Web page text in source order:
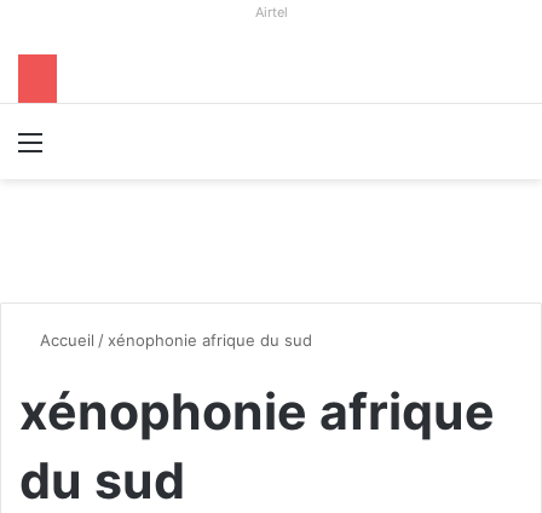
Airtel
Accueil /xénophonie afrique du sud
xénophonie afrique
du sud